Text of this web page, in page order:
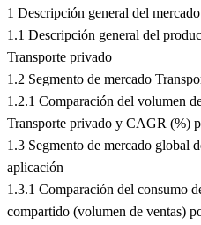
1 Descripción general del
1.1 Descripción general del
Transporte privado
1.2 Segmento de mercado
1.2.1 Comparación del volumen
Transporte privado y CAGR (%)
1.3 Segmento de mercado global
aplicación
1.3.1 Comparación del consumo
compartido (volumen de ventas)